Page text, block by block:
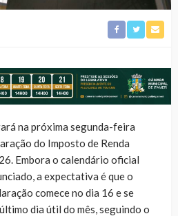
na próxima segunda-feira
do Imposto de Renda
Embora o calendário oficial
a expectativa é que o
comece no dia 16 e se
dia útil do mês, seguindo o